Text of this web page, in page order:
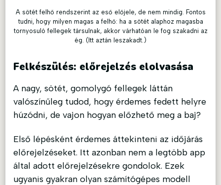
A sötét felhő rendszerint az eső előjele, de nem mindig. Fontos
tudni, hogy milyen magas a felhő: ha a sötét alaphoz magasba
tornyosuló fellegek társulnak, akkor várhatóan le fog szakadni az
ég. (Itt aztán leszakadt.)
Felkészülés: előrejelzés elolvasása
A nagy, sötét, gomolygó fellegek láttán
valószínűleg tudod, hogy érdemes fedett helyre
húzódni, de vajon hogyan előzhető meg a baj?
Első lépésként érdemes áttekinteni az időjárás
előrejelzéseket. Itt azonban nem a legtöbb app
által adott előrejelzésekre gondolok. Ezek
ugyanis gyakran olyan számítógépes modell